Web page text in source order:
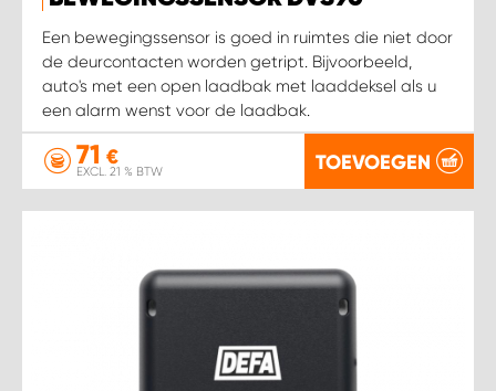
Een bewegingssensor is goed in ruimtes die niet door
de deurcontacten worden getript. Bijvoorbeeld,
auto's met een open laadbak met laaddeksel als u
een alarm wenst voor de laadbak.
71 €
EXCL. 21 % BTW TOEVOEGEN
WORK SYSTEM KOOTWIJKERBROEK
WORK SYSTEM LOPIK AUTOSERVICE BENSCHOP